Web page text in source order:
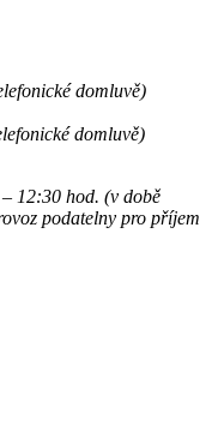
domluvě)
domluvě)
hod. (v době
podatelny pro příjem